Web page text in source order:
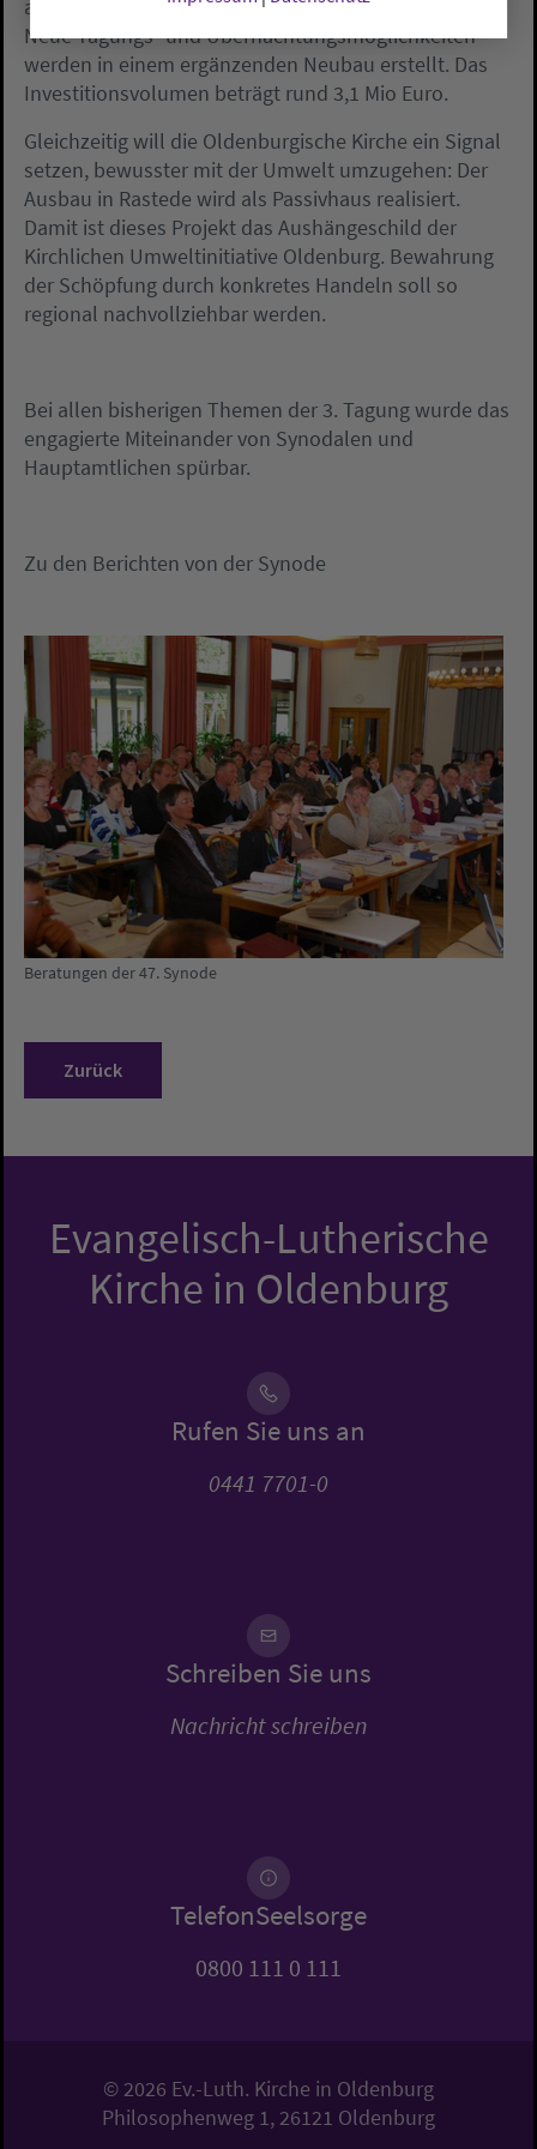
ausgeprochen.
Neue Tagungs- und Übernachtungsmöglichkeiten
werden in einem ergänzenden Neubau erstellt. Das
Investitionsvolumen beträgt rund 3,1 Mio Euro.
Gleichzeitig will die Oldenburgische Kirche ein Signal
setzen, bewusster mit der Umwelt umzugehen: Der
Ausbau in Rastede wird als Passivhaus realisiert.
Damit ist dieses Projekt das Aushängeschild der
Kirchlichen Umweltinitiative Oldenburg. Bewahrung
der Schöpfung durch konkretes Handeln soll so
regional nachvollziehbar werden.
Bei allen bisherigen Themen der 3. Tagung wurde das
engagierte Miteinander von Synodalen und
Hauptamtlichen spürbar.
Zu den Berichten von der Synode
Beratungen der 47. Synode
Zurück
Evangelisch-Lutherische
Kirche in Oldenburg
Rufen Sie uns an
0441 7701-0
Schreiben Sie uns
Nachricht schreiben
TelefonSeelsorge
0800 111 0 111
© 2026 Ev.-Luth. Kirche in Oldenburg
Philosophenweg 1, 26121 Oldenburg